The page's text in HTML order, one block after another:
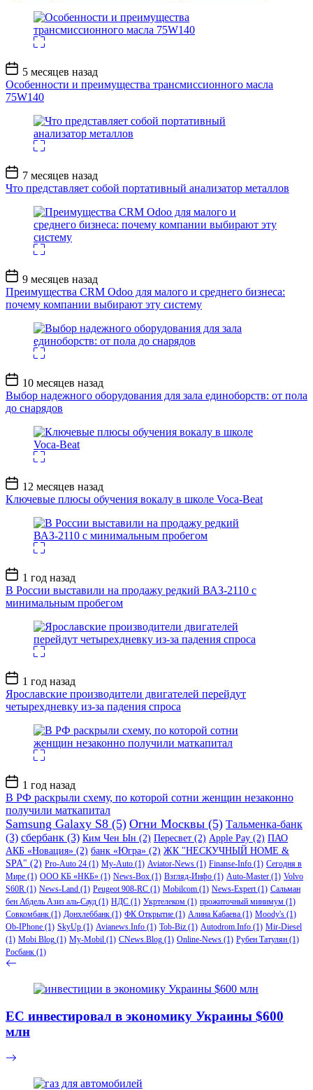
Дата
записи
5 месяцев назад
Особенности и преимущества трансмиссионного масла
75W140
Дата
записи
7 месяцев назад
Что представляет собой портативный анализатор металлов
Дата
записи
9 месяцев назад
Преимущества CRM Odoo для малого и среднего бизнеса:
почему компании выбирают эту систему
Дата
записи
10 месяцев назад
Выбор надежного оборудования для зала единоборств: от пола
до снарядов
Дата
записи
12 месяцев назад
Ключевые плюсы обучения вокалу в школе Voca-Beat
Дата
записи
1 год назад
В России выставили на продажу редкий ВАЗ-2110 с
минимальным пробегом
Дата
записи
1 год назад
Ярославские производители двигателей перейдут
четырехдневку из-за падения спроса
Дата
записи
1 год назад
В РФ раскрыли схему, по которой сотни женщин незаконно
получили маткапитал
Samsung Galaxy S8 (5) Огни Москвы (5) Тальменка-банк
(3) сбербанк (3) Ким Чен Ын (2) Пересвет (2) Apple Pay (2) ПАО
АКБ «Новация» (2) банк «Югра» (2) ЖК "НЕСКУЧНЫЙ HOME &
SPA" (2) Pro-Auto 24 (1) My-Auto (1) Aviator-News (1) Finanse-Info (1) Сегодня в
Мире (1) ООО КБ «НКБ» (1) News-Box (1) Взгляд-Инфо (1) Auto-Master (1) Volvo
S60R (1) News-Land (1) Peugeot 908-RC (1) Mobilcom (1) News-Expert(1) Сальман
бен Абдель Азиз аль-Сауд (1) НДС (1) Укртелеком (1) прожиточный минимум (1)
Совкомбанк (1) Донхлеббанк (1) ФК Открытие (1) Алина Кабаева (1) Moody's (1)
Ob-IPhone (1) SkyUp (1) Avianews.Info (1) Tob-Biz (1) Autodrom.Info (1) Mir-Diesel
(1) Mobi Blog (1) My-Mobil (1) CNews.Blog (1) Online-News (1) Рубен Татулян (1)
Росбанк (1)
ЕС инвестировал в экономику Украины $600
млн